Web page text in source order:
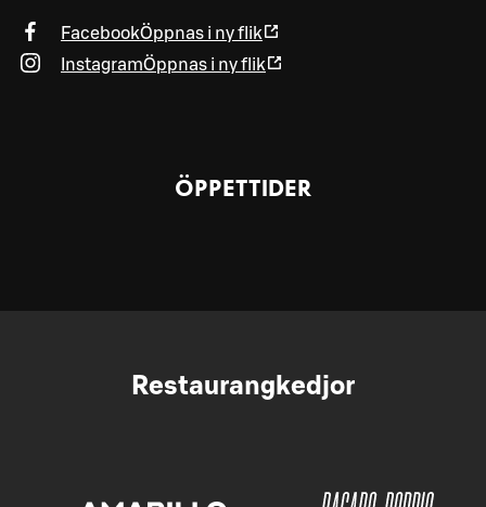
FacebookÖppnas i ny flik
InstagramÖppnas i ny flik
ÖPPETTIDER
Restaurangkedjor